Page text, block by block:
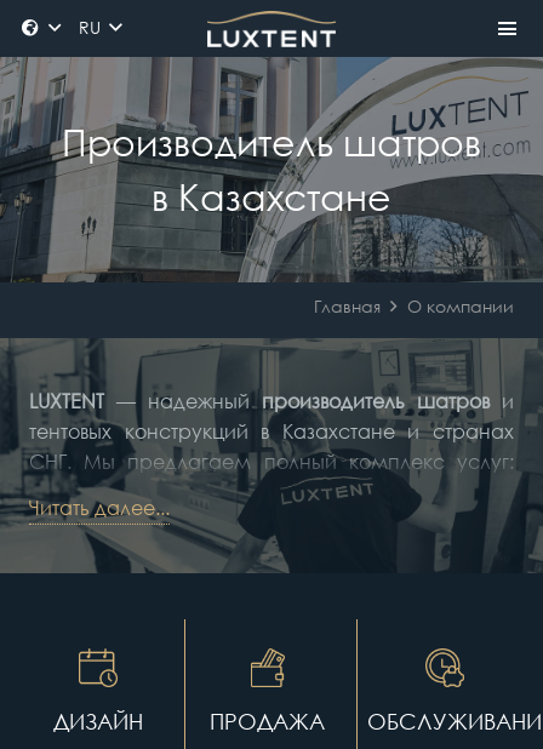
RU
Производитель шатров
в Казахстане
Главная О компании
LUXTENT— надежный производитель шатрови
тентовых конструкций в Казахстане и странах
СНГ. Мы предлагаем полный комплекс услуг:
производство шатров, аренду готовых решений,
доставку и профессиональный монтаж
конструкций любых размеров и форм. Наша
лицами, так и с частными клиентами, создавая
проекты «под ключ».
Благодаря собственному
тентовому
производству
мы изготавливаем надежные и
Читать далее...
ДИЗАЙН ПРОДАЖА